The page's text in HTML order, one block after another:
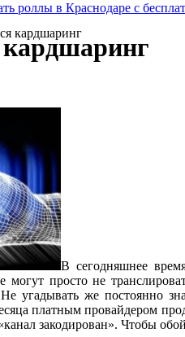
роллы в Краснодаре с
кардшаринг
кардшаринг
В сегодняшнее
могут просто не
угадывать же постоянно
платным провайдером
закодирован». Чтобы